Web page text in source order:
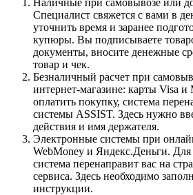
Специалист свяжется с вами в
уточнить время и заранее
купюры. Вы подписываете
документы, вносите денежные
товар и чек.
Безналичный расчет при
интернет-магазине: карты Visa и
оплатить покупку, система
системы ASSIST. Здесь нужно
действия и имя держателя.
Электронные системы при
WebMoney и Яндекс.Деньги.
система перенаправит вас на
сервиса. Здесь необходимо
инструкции.